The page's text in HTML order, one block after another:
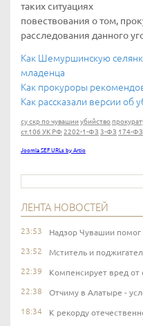
таких ситуациях
повествования о том,
расследования данного
Как Шемуршинскую
младенца
Как прокуроры
Как рассказали версии об
су скр по чувашии убийство
ст.106 УК РФ 2202-1-ФЗ 3-ФЗ 174-ФЗ
Joomla SEF URLs by Artio
ЛЕНТА НОВОСТЕЙ
23:53 Надзор Чувашии
23:52 Мститель и
22:39 Компенсирует вред от
22:38 Отчиму в Алатыре -
18:34 К рекорду